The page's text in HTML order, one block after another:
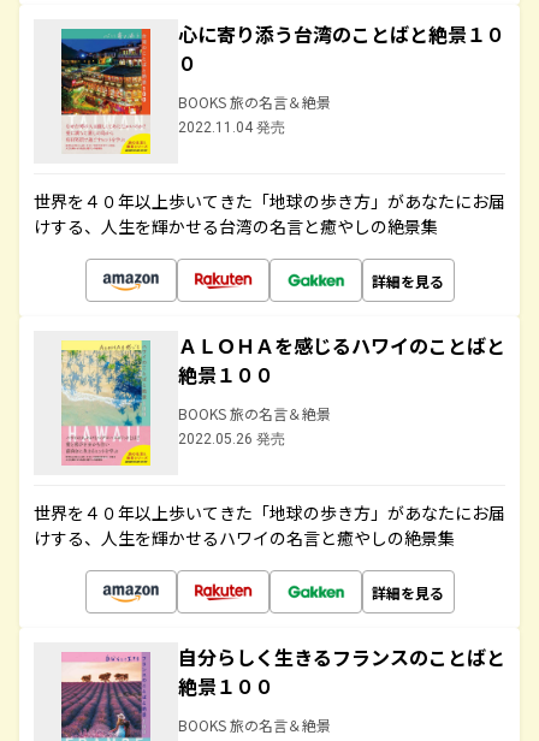
心に寄り添う台湾のことばと絶景１０
０
BOOKS 旅の名言＆絶景
2022.11.04 発売
世界を４０年以上歩いてきた「地球の歩き方」があなたにお届
けする、人生を輝かせる台湾の名言と癒やしの絶景集
詳細を見る
ＡＬＯＨＡを感じるハワイのことばと
絶景１００
BOOKS 旅の名言＆絶景
2022.05.26 発売
世界を４０年以上歩いてきた「地球の歩き方」があなたにお届
けする、人生を輝かせるハワイの名言と癒やしの絶景集
詳細を見る
自分らしく生きるフランスのことばと
絶景１００
BOOKS 旅の名言＆絶景